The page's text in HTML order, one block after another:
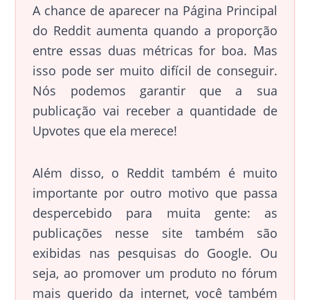
A chance de aparecer na Página Principal
do Reddit aumenta quando a proporção
entre essas duas métricas for boa. Mas
isso pode ser muito difícil de conseguir.
Nós podemos garantir que a sua
publicação vai receber a quantidade de
Upvotes que ela merece!
Além disso, o Reddit também é muito
importante por outro motivo que passa
despercebido para muita gente: as
publicações nesse site também são
exibidas nas pesquisas do Google. Ou
seja, ao promover um produto no fórum
mais querido da internet, você também